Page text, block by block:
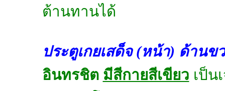
ต้านทานได้
ประตูเกยเสด็จ (หน้า) ด้านข
อินทรชิต มีสีกายสีเขียว เป็น